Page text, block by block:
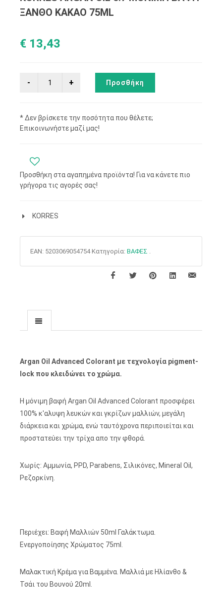
ΞΑΝΘΟ KAKAO 75ML
€ 13,43
Προσθήκη
* Δεν βρίσκετε την ποσότητα που θέλετε;
Επικοινωνήστε μαζί μας!
Προσθήκη στα αγαπημένα προϊόντα! Για να κάνετε πιο
γρήγορα τις αγορές σας!
KORRES
EAN: 5203069054754 Κατηγορία: ΒΑΦΕΣ .
Argan Oil Advanced Colorant με τεχνολογία pigment-
lock που κλειδώνει το χρώμα.
Η μόνιμη βαφή Argan Oil Advanced Colorant προσφέρει
100% κ'αλυψη λευκών και γκρίζων μαλλιών, μεγάλη
διάρκεια και χρώμα, ενώ ταυτόχρονα περιποιείται και
προστατεύει την τρίχα απο την φθορά.
Χωρίς: Αμμωνία, PPD, Parabens, Σιλικόνες, Mineral Oil,
Ρεζορκίνη.
Περιέχει: Βαφή Μαλλιών 50ml Γαλάκτωμα.
Ενεργοποίησης Χρώματος 75ml.
Μαλακτική Κρέμα για Βαμμένα. Μαλλιά με Ηλίανθο &
Τσάι του Βουνού 20ml.